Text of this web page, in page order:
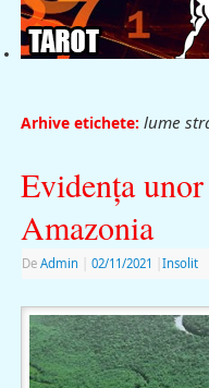
Arhive etichete: lume
Evidenţa
Amazonia
De Admin 02/11/2021 Insolit